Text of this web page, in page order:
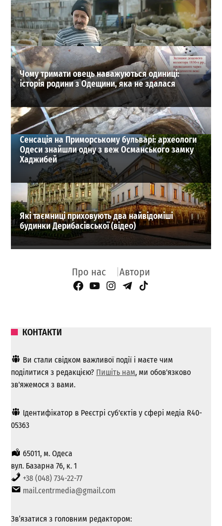
Кеш і Range Rover від пенсіонерки: які подарунки
отримала родина 1-го зама Одеської митниці
1
21-07-2026 в 11:08
ВИБІР РЕДАКЦІЇ
Чому тримати овець наважуються одиниці:
історія родини з Одещини, яка не здалася
Сенсація на Приморському бульварі: археологи
Одеси знайшли одну з веж Османського замку
Хаджибей
Які таємниці приховують два найвідоміші
будинки Дерибасівської (відео)
Про нас Автори
Facebook Page
YouTube
Instagram
Telegram
TikTok
КОНТАКТИ
Ви стали свідком важливої ​​події і маєте чим
поділитися з редакцією? Пишіть нам, ми обов'язково
зв'яжемося з вами.
Ідентифікатор в Реєстрі суб'єктів у сфері медіа R40-
05363
65011, м. Одеса
вул. Базарна 76, к. 1
+38 (048) 734-22-77
mail.centrmedia@gmail.com
Зв’язатися з головним редактором: